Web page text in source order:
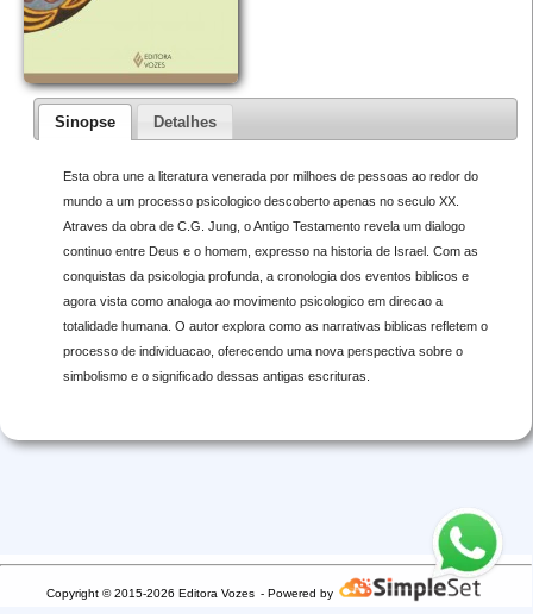
Sinopse Detalhes
Esta obra une a literatura venerada por milhoes de pessoas ao redor do
mundo a um processo psicologico descoberto apenas no seculo XX.
Atraves da obra de C.G. Jung, o Antigo Testamento revela um dialogo
continuo entre Deus e o homem, expresso na historia de Israel. Com as
conquistas da psicologia profunda, a cronologia dos eventos biblicos e
agora vista como analoga ao movimento psicologico em direcao a
totalidade humana. O autor explora como as narrativas biblicas refletem o
processo de individuacao, oferecendo uma nova perspectiva sobre o
simbolismo e o significado dessas antigas escrituras.
Copyright © 2015-2026 Editora Vozes - Powered by